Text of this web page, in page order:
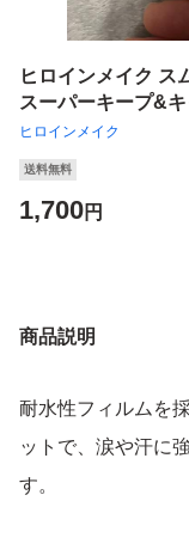
ヒロインメイク ス
スーパーキープ&
ヒロインメイク
送料無料
1,700円
商品説明
耐水性フィルムを
ットで、涙や汗に
す。